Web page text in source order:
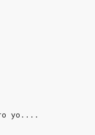
yo....